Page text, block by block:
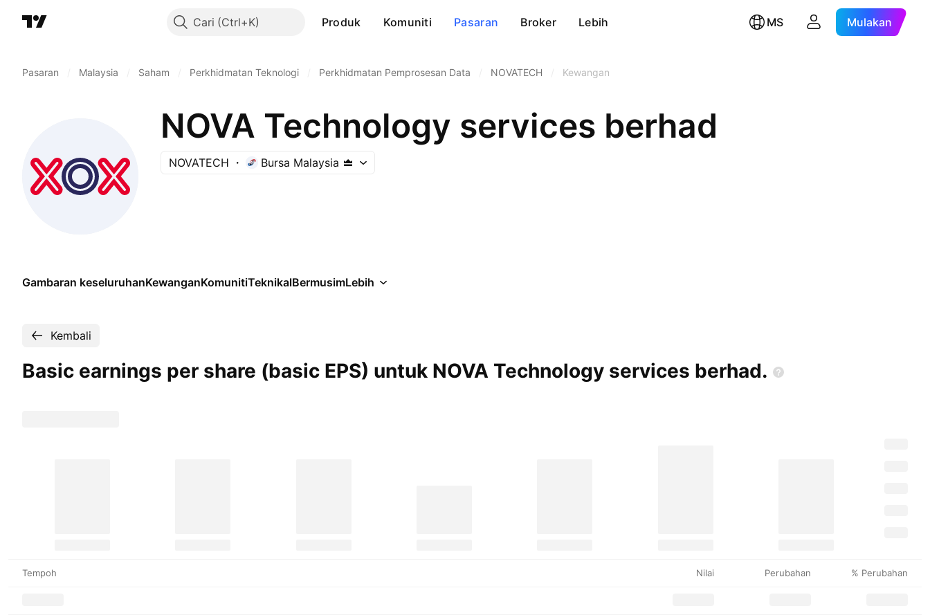
Cari Produk Komuniti Pasaran Broker Lebih MS Mulakan
Pasaran Malaysia Saham Perkhidmatan Teknologi Perkhidmatan Pemprosesan Data NOVATECH Kewangan
NOVA Technology services berhad
NOVATECH Bursa Malaysia
Gambaran keseluruhanKewanganKomunitiTeknikalBermusimLebih
Kembali
Basic earnings per share (basic EPS) untuk NOVA Technology services berhad.
Tempoh Nilai Perubahan % Perubahan